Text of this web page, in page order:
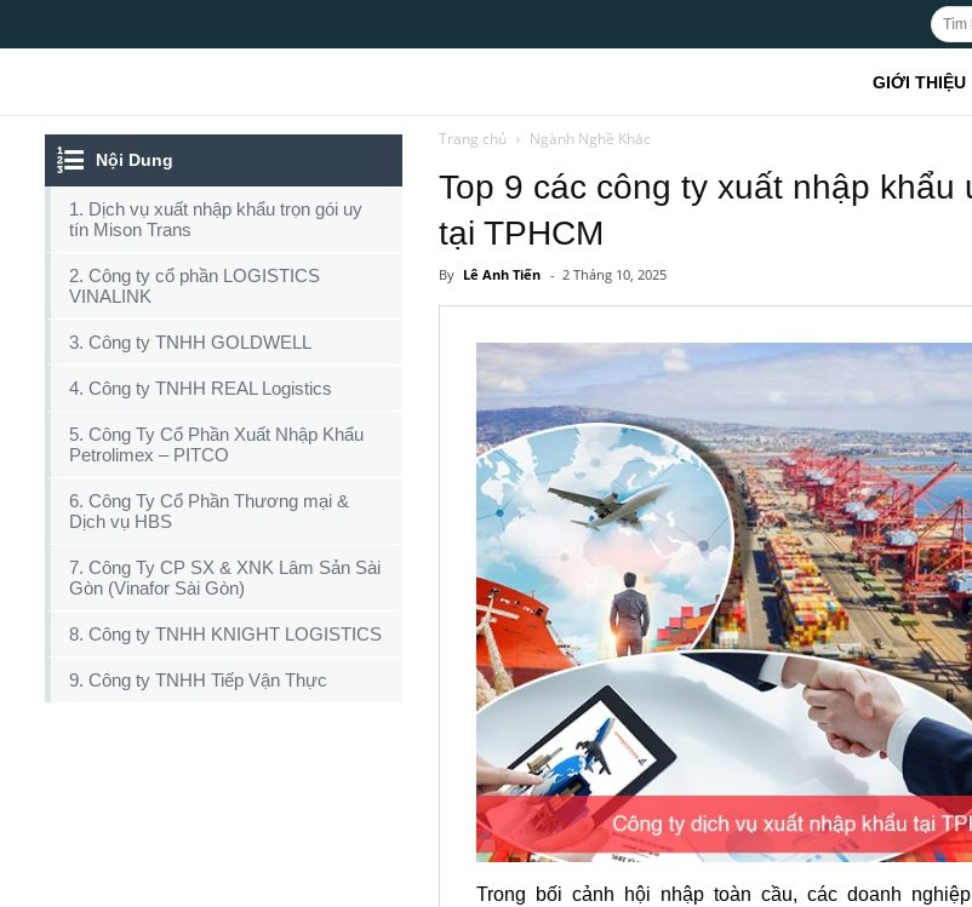
GIỚI THIỆU
Nội Dung
1. Dịch vụ xuất nhập khẩu trọn gói uy
tín Mison Trans
2. Công ty cổ phần LOGISTICS
VINALINK
3. Công ty TNHH GOLDWELL
4. Công ty TNHH REAL Logistics
5. Công Ty Cổ Phần Xuất Nhập Khẩu
Petrolimex – PITCO
6. Công Ty Cổ Phần Thương mại &
Dịch vụ HBS
7. Công Ty CP SX & XNK Lâm Sản Sài
Gòn (Vinafor Sài Gòn)
8. Công ty TNHH KNIGHT LOGISTICS
9. Công ty TNHH Tiếp Vận Thực
Trang chủ Ngành Nghề Khác
Top 9 các công ty xuất nhập khẩu
tại TPHCM
By Lê Anh Tiến - 2 Tháng 10, 2025
Trong bối cảnh hội nhập toàn cầu, các doanh